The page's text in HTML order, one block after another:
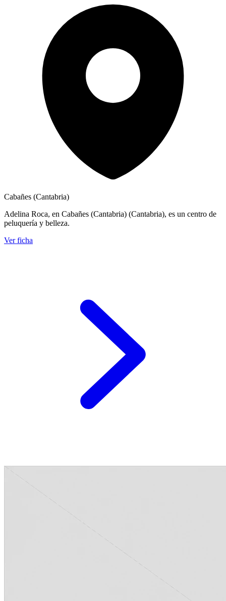
Cabañes (Cantabria)
Adelina Roca, en Cabañes (Cantabria) (Cantabria), es un centro de
peluquería y belleza.
Ver ficha